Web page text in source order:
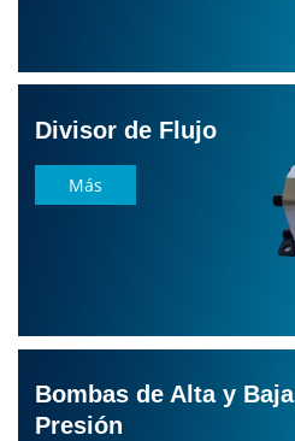
Divisor de Flujo
Más
Bombas de Alta y Baja
Presión